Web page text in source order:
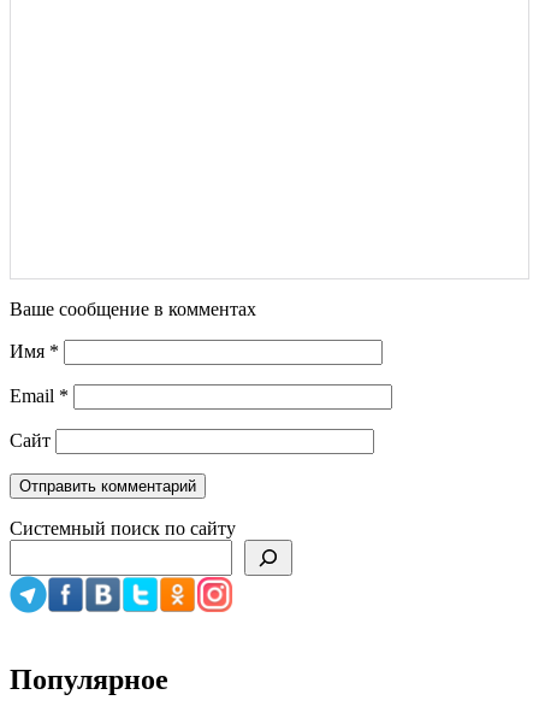
Ваше сообщение в комментах
Имя *
Email *
Сайт
Системный поиск по сайту
Популярное